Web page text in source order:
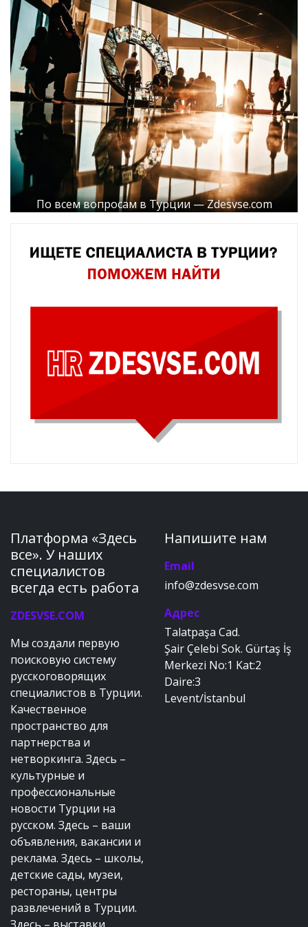
По всем вопросам в Турции — Zdesvse.com
Платформа «Здесь
все». У наших
специалистов
всегда есть работа
ZDESVSE.COM
Мы создали первую
поисковую систему
русскоговорящих
специалистов в Турции.
Качественное
пространство для
партнерства и
нетворкинга. Здесь –
культурные и
профессиональные
новости Турции на
русском. Здесь – ваши
объявления, вакансии и
реклама. Здесь – школы,
детские сады, музеи,
рестораны, центры
развлечений в Турции.
Напишите нам
Email
info@zdesvse.com
Адрес
Talatpaşa Cad.
Şair Çelebi Sok. Gürtaş İş
Merkezi No:1 Kat:2
Daire:3
Levent/İstanbul